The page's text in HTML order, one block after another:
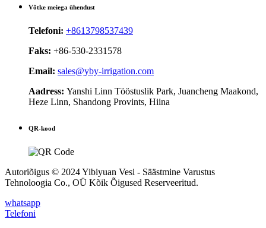
Võtke meiega ühendust
Telefoni: +8613798537439
Faks: +86-530-2331578
Email: sales@yby-irrigation.com
Aadress: Yanshi Linn Tööstuslik Park, Juancheng Maakond,
Heze Linn, Shandong Provints, Hiina
QR-kood
Autoriõigus © 2024 Yibiyuan Vesi - Säästmine Varustus
Tehnoloogia Co., OÜ Kõik Õigused Reserveeritud.
whatsapp
Telefoni